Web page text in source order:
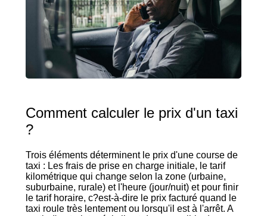
Comment calculer le prix d'un taxi
?
Trois éléments déterminent le prix d'une course de
taxi : Les frais de prise en charge initiale, le tarif
kilométrique qui change selon la zone (urbaine,
suburbaine, rurale) et l'heure (jour/nuit) et pour finir
le tarif horaire, c?est-à-dire le prix facturé quand le
taxi roule très lentement ou lorsqu'il est à l'arrêt. A